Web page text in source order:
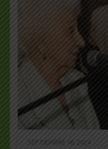
SEPTIEMBRE 16, 2024